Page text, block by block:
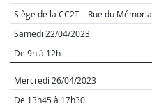
Siège de la CC2T – Rue du
Samedi 22/04/2023
De 9h à 12h
Mercredi 26/04/2023
De 13h45 à 17h30